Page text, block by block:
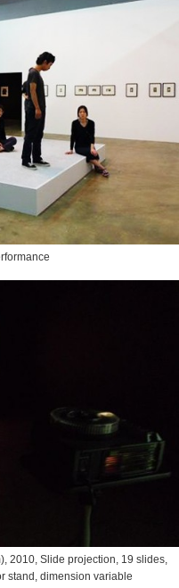
, 2010, Slide projection, 19 slides,
stand, dimension variable